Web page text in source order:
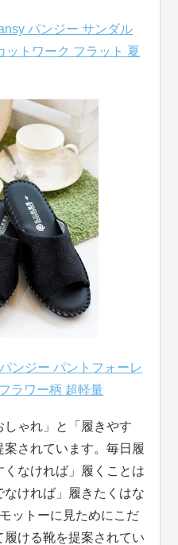
パンジー サンダル
ットワーク フラット 夏
ンジー パントフォーレ
ラワー柄 超軽量
しゃれ」と「履きやす
されています。毎日履
なければ」履くことは
ければ」履きたくはな
ットーに見ためにこだ
ける靴を提案されてい